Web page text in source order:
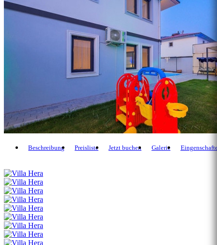
Beschreibung Preisliste Jetzt buchen Galerie